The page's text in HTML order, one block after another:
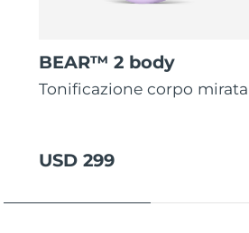
BEAR™ 2 body
Tonificazione corpo mirata
USD 299